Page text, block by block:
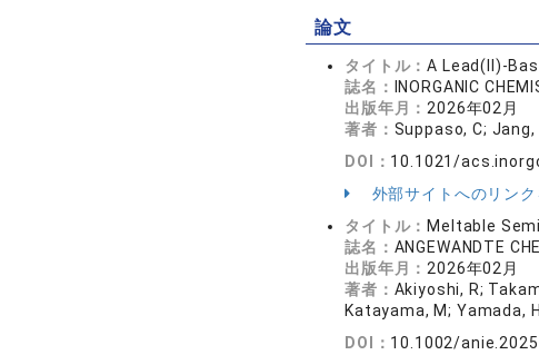
論文
タイトル：A Lead(II)-
誌名：
INORGANIC
出版年月： 2026年02月
著者： Suppaso, C;
DOI： 10.1021/
外部サイトへのリン
タイトル： Meltable
誌名： ANGEWANDTE
出版年月： 2026年02月
著者： Akiyoshi, R;
Katayama, M; Yamada,
DOI： 10.1002/